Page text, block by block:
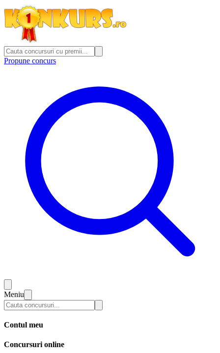
Propune concurs
Meniu
Contul meu
Concursuri online